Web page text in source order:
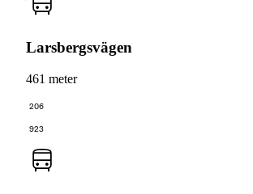
Larsbergsvägen
461 meter
206
923